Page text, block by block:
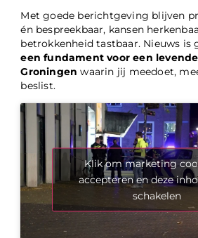
Met goede berichtgeving blijven
én bespreekbaar, kansen
betrokkenheid tastbaar. Nieuws is
een fundament voor een
Groningen waarin jij meedoet,
beslist.
Klik om marketing
accepteren en deze
schakelen